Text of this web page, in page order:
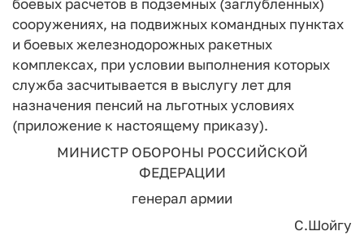
боевых расчетов в подземных (заглубленных)
сооружениях, на подвижных командных пунктах
и боевых железнодорожных ра­кетных
комплексах, при условии выполнения которых
служба за­считывается в выслугу лет для
назначения пенсий на льготных условиях
(приложение к настоящему приказу).
МИНИСТР ОБОРОНЫ РОССИЙСКОЙ
ФЕДЕРАЦИИ
генерал армии
С.Шойгу